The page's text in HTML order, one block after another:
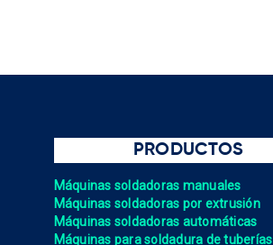
PRODUCTOS
Máquinas soldadoras manuales
Máquinas soldadoras por extrusión
Máquinas soldadoras automáticas
Máquinas para soldadura de tuberías